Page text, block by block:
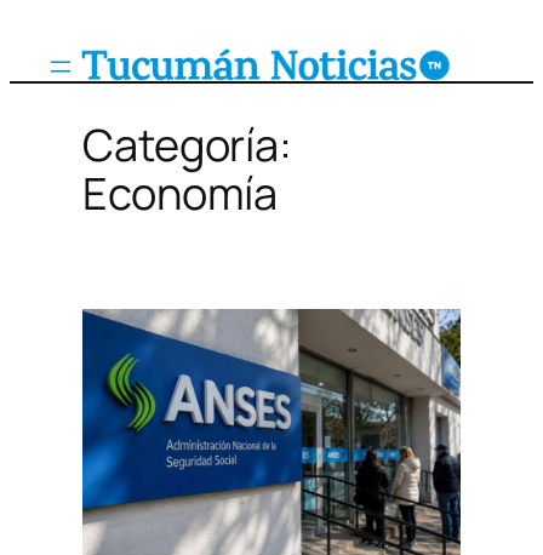
Categoría:
Economía